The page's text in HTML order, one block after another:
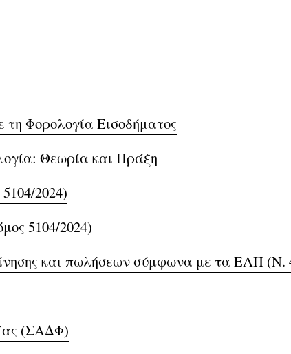
Φορολογία Εισοδήματος
Θεωρία και Πράξη
2024)
5104/2024)
και πωλήσεων σύμφωνα με τα ΕΛΠ (Ν.
(ΣΑΔΦ)